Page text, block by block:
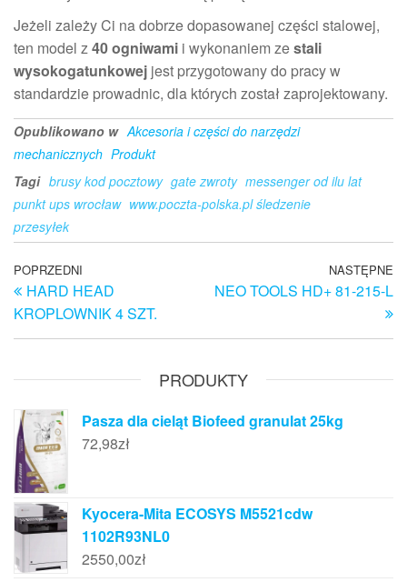
Jeżeli zależy Ci na dobrze dopasowanej części stalowej,
ten model z40 ogniwami i wykonaniem zestali
wysokogatunkowej jest przygotowany do pracy w
standardzie prowadnic, dla których został zaprojektowany.
Opublikowano w Akcesoria i części do narzędzi
mechanicznych Produkt
Tagi brusy kod pocztowy gate zwroty messenger od ilu lat
punkt ups wrocław www.poczta-polska.pl śledzenie
przesyłek
Nawigacja
wpisu
Poprzedni
wpis
POPRZEDNI
HARD HEAD
KROPLOWNIK 4 SZT.
NASTĘPNE
NEO TOOLS HD+ 81-215-L
PRODUKTY
Pasza dla cieląt Biofeed granulat 25kg
72,98zł
Kyocera-Mita ECOSYS M5521cdw
1102R93NL0
2550,00zł